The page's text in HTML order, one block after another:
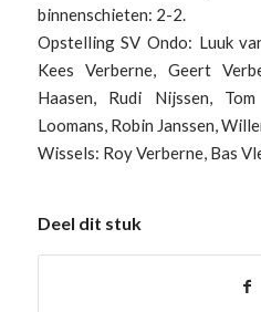
binnenschieten: 2-2.
Opstelling SV Ondo: Luuk
Kees Verberne, Geert
Haasen, Rudi Nijssen,
Loomans, Robin Janssen,
Wissels: Roy Verberne, Bas
Deel dit stuk